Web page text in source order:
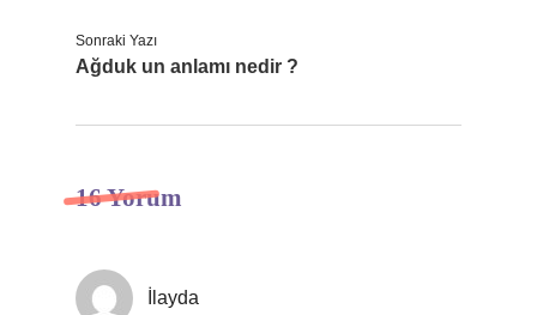
Sonraki Yazı
Ağduk un anlamı nedir ?
16 Yorum
İlayda